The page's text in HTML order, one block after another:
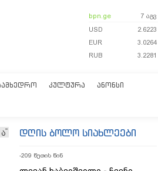
bpn.ge 7 აგვ
USD
2.6223
EUR
3.0264
RUB
3.2281
ᲙᲣᲚᲢᲣᲠᲐ ᲐᲜᲝᲜᲡᲘ
ა დღის ბოლო სიახლეები
-209 წუთის წინ